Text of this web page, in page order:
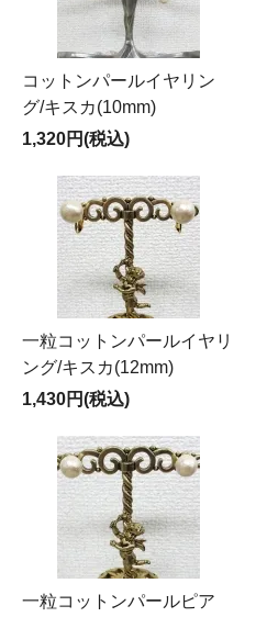
コットンパールイヤリン
グ/キスカ(10mm)
1,320円(税込)
一粒コットンパールイヤリ
ング/キスカ(12mm)
1,430円(税込)
一粒コットンパールピア